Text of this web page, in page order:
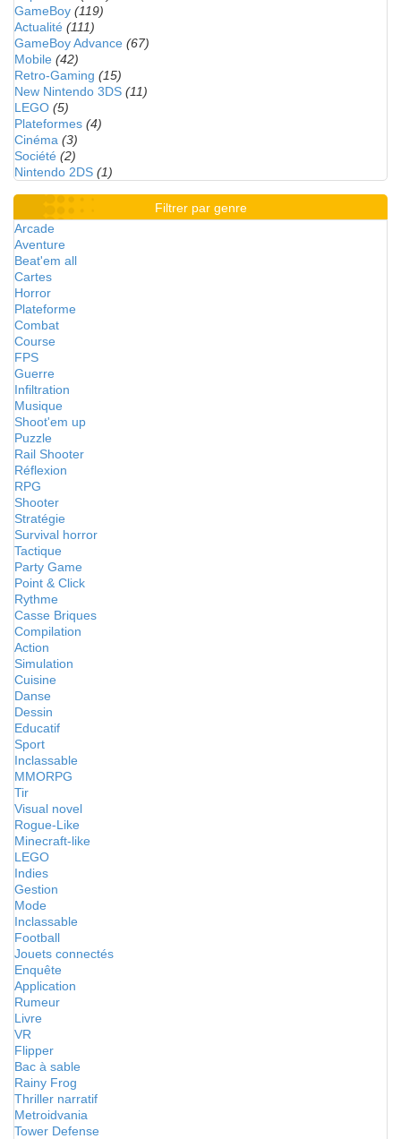
GameBoy (119)
Actualité (111)
GameBoy Advance (67)
Mobile (42)
Retro-Gaming (15)
New Nintendo 3DS (11)
LEGO (5)
Plateformes (4)
Cinéma (3)
Société (2)
Nintendo 2DS (1)
Filtrer par genre
Arcade
Aventure
Beat'em all
Cartes
Horror
Plateforme
Combat
Course
FPS
Guerre
Infiltration
Musique
Shoot'em up
Puzzle
Rail Shooter
Réflexion
RPG
Shooter
Stratégie
Survival horror
Tactique
Party Game
Point & Click
Rythme
Casse Briques
Compilation
Action
Simulation
Cuisine
Danse
Dessin
Educatif
Sport
Inclassable
MMORPG
Tir
Visual novel
Rogue-Like
Minecraft-like
LEGO
Indies
Gestion
Mode
Inclassable
Football
Jouets connectés
Enquête
Application
Rumeur
Livre
VR
Flipper
Bac à sable
Rainy Frog
Thriller narratif
Metroidvania
Tower Defense